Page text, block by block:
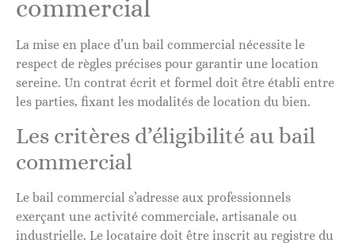
commercial
La mise en place d’un bail commercial nécessite le
respect de règles précises pour garantir une location
sereine. Un contrat écrit et formel doit être établi entre
les parties, fixant les modalités de location du bien.
Les critères d’éligibilité au bail
commercial
Le bail commercial s’adresse aux professionnels
exerçant une activité commerciale, artisanale ou
industrielle. Le locataire doit être inscrit au registre du